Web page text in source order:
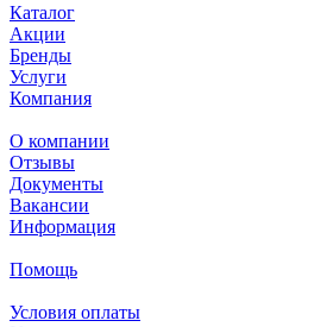
Каталог
Акции
Бренды
Услуги
Компания
О компании
Отзывы
Документы
Вакансии
Информация
Помощь
Условия оплаты